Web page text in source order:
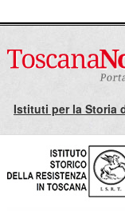
Istituti per la Storia